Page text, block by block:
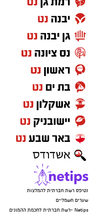
נטיפס רשת חברתית להמלצות
שערים חשמליים
Netips -רשת חברתית לחכמת ההמונים